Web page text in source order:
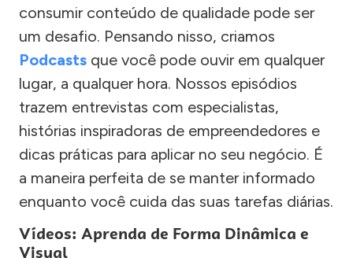
consumir conteúdo de qualidade pode ser
um desafio. Pensando nisso, criamos
Podcasts que você pode ouvir em qualquer
lugar, a qualquer hora. Nossos episódios
trazem entrevistas com especialistas,
histórias inspiradoras de empreendedores e
dicas práticas para aplicar no seu negócio. É
a maneira perfeita de se manter informado
enquanto você cuida das suas tarefas diárias.
Vídeos: Aprenda de Forma Dinâmica e
Visual